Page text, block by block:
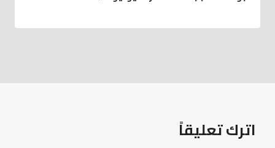
اترك تعليقاً